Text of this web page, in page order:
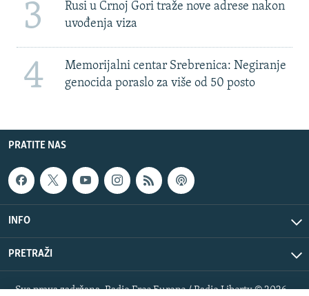
3
Rusi u Crnoj Gori traže nove adrese nakon
uvođenja viza
4
Memorijalni centar Srebrenica: Negiranje
genocida poraslo za više od 50 posto
PRATITE NAS
INFO
PRETRAŽI
Sva prava zadržana. Radio Free Europe / Radio Liberty © 2026